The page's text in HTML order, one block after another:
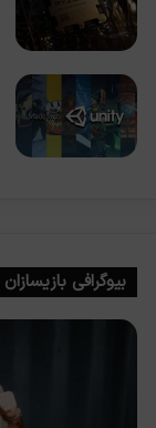
بیوگرافی بازیسازان